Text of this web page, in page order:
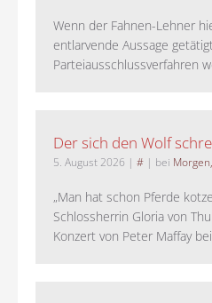
Wenn der Fahnen-Lehner
entlarvende Aussage
Parteiausschlussverfahren
Der sich den Wolf
5. August 2026 | # | bei
„Man hat schon Pferde
Schlossherrin Gloria von
Konzert von Peter Maffay